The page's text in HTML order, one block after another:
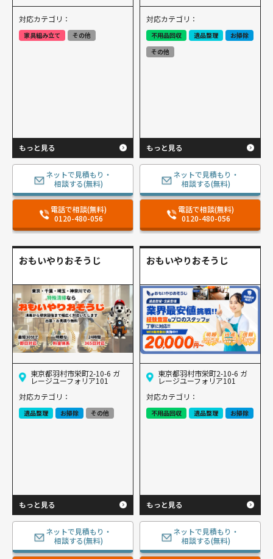
対応カテゴリ：
家具組み立て その他
もっと見る
ネットで見積もり・
相談する(無料)
電話で相談(無料)
0120-480-056
対応カテゴリ：
不用品回収 遺品整理
お掃除
その他
もっと見る
ネットで見積もり・
相談する(無料)
電話で相談(無料)
0120-480-056
おもいやりおそうじ
東京都羽村市栄町2-10-6 ガ
レージユーフォリア101
対応カテゴリ：
遺品整理 お掃除 その他
もっと見る
ネットで見積もり・
相談する(無料)
おもいやりおそうじ
東京都羽村市栄町2-10-6 ガ
レージユーフォリア101
対応カテゴリ：
不用品回収 遺品整理 お掃除
もっと見る
ネットで見積もり・
相談する(無料)